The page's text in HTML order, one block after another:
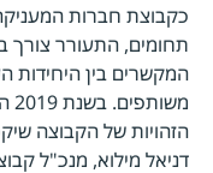
כקבוצת חברות
המקשרים בין היחידות
הזהויות של הקבוצה